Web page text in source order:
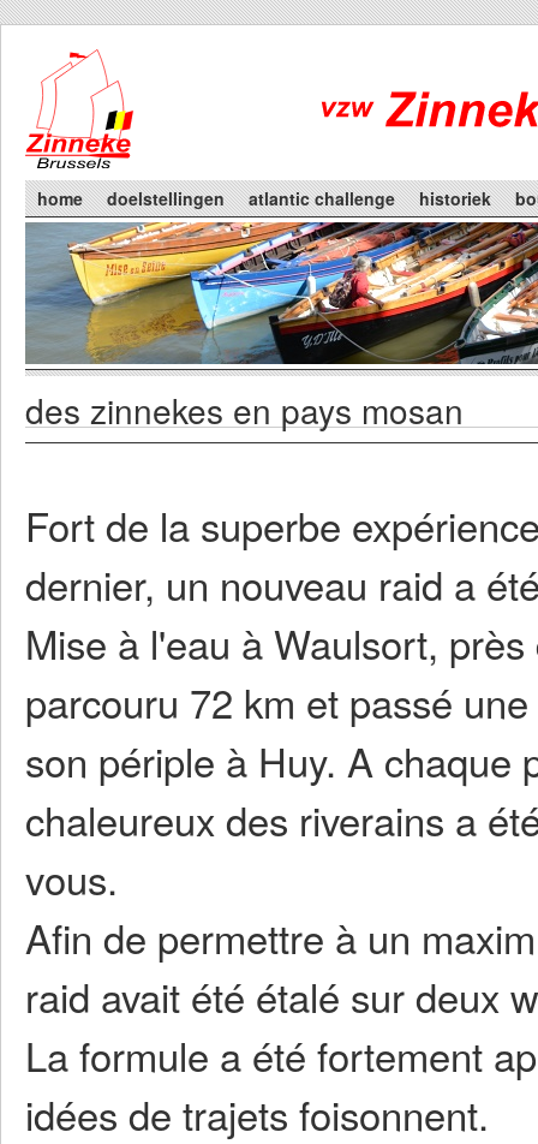
Main menu
home doelstellingen atlantic challenge historiek
You are here
des zinnekes en pays mosan
Fort de la superbe
dernier, un nouveau raid a
Mise à l'eau à Waulsort,
parcouru 72 km et passé
son périple à Huy. A chaque
chaleureux des riverains a
vous.
Afin de permettre à un
raid avait été étalé sur deux
La formule a été fortement
idées de trajets foisonnent.